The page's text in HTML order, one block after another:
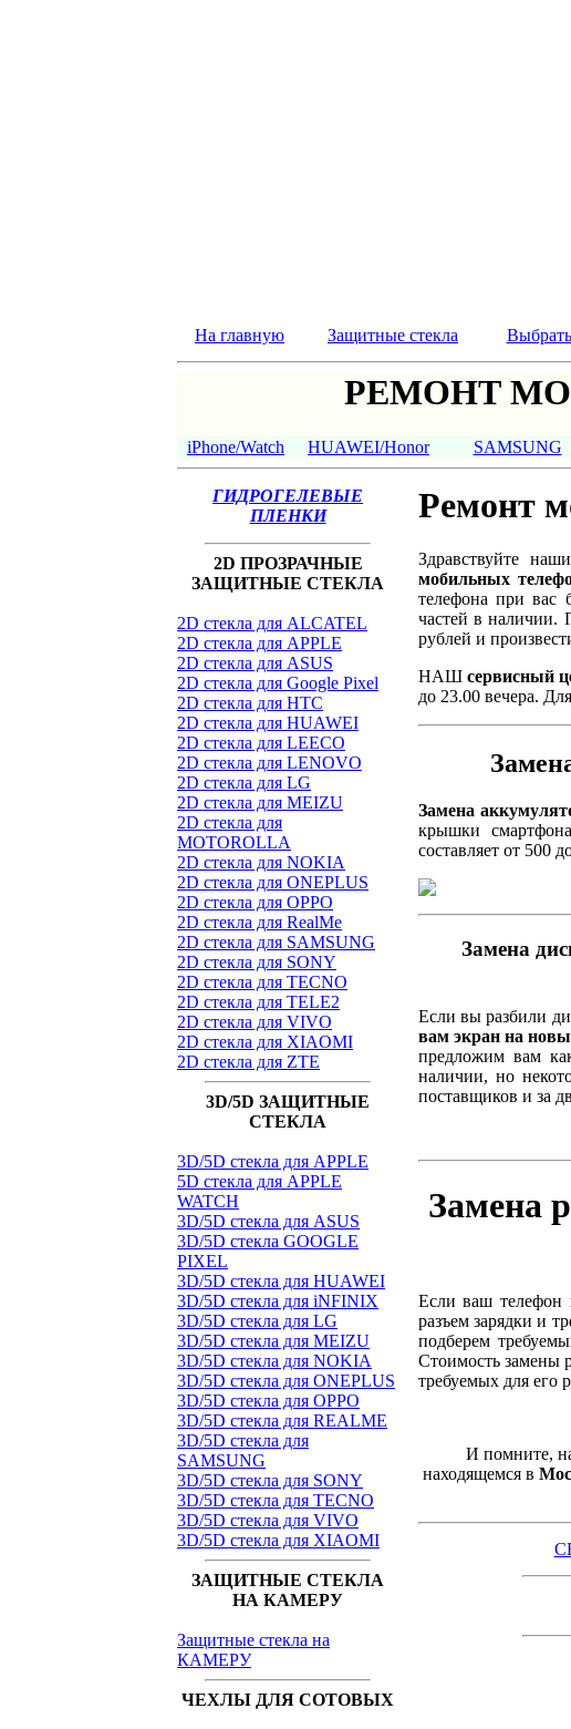
На главную Защитные стекла
РЕМОНТ
iPhone/Watch HUAWEI/Honor SAMSUNG
ГИДРОГЕЛЕВЫЕ
ПЛЕНКИ
2D ПРОЗРАЧНЫЕ
ЗАЩИТНЫЕ СТЕКЛА
2D стекла для ALCATEL
2D стекла для APPLE
2D стекла для ASUS
2D стекла для Google Pixel
2D стекла для HTC
2D стекла для HUAWEI
2D стекла для LEECO
2D стекла для LENOVO
2D стекла для LG
2D стекла для MEIZU
2D стекла для
MOTOROLLA
2D стекла для NOKIA
2D стекла для ONEPLUS
2D стекла для OPPO
2D стекла для RealMe
2D стекла для SAMSUNG
2D стекла для SONY
2D стекла для TECNO
2D стекла для TELE2
2D стекла для VIVO
2D стекла для XIAOMI
2D стекла для ZTE
3D/5D ЗАЩИТНЫЕ
СТЕКЛА
3D/5D стекла для APPLE
5D стекла для APPLE
WATCH
3D/5D стекла для ASUS
3D/5D стекла GOOGLE
PIXEL
3D/5D стекла для HUAWEI
3D/5D стекла для iNFINIX
3D/5D стекла для LG
3D/5D стекла для MEIZU
3D/5D стекла для NOKIA
3D/5D стекла для ONEPLUS
3D/5D стекла для OPPO
3D/5D стекла для REALME
3D/5D стекла для
SAMSUNG
3D/5D стекла для SONY
3D/5D стекла для TECNO
3D/5D стекла для VIVO
3D/5D стекла для XIAOMI
ЗАЩИТНЫЕ СТЕКЛА
НА КАМЕРУ
Защитные стекла на
КАМЕРУ
ЧЕХЛЫ ДЛЯ СОТОВЫХ
Ремонт
Здравствуйте
мобильных
телефона при вас
частей в наличии.
рублей и
НАШ сервисный
до 23.00 вечера.
Замена
крышки
составляет от 500
Замена
Если вы разбили
вам экран на
предложим вам
наличии, но
поставщиков и за
Замена
Если ваш телефон
разъем зарядки и
подберем
Стоимость замены
требуемых для его
И помните,
находящемся в